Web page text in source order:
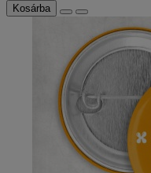
Kosárba